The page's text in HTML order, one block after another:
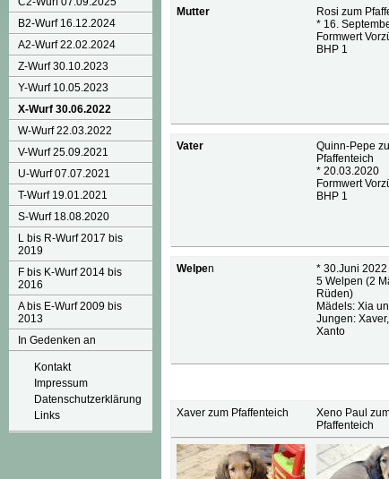
B2-Wurf 16.12.2024
A2-Wurf 22.02.2024
Z-Wurf 30.10.2023
Y-Wurf 10.05.2023
X-Wurf 30.06.2022
W-Wurf 22.03.2022
V-Wurf 25.09.2021
U-Wurf 07.07.2021
T-Wurf 19.01.2021
S-Wurf 18.08.2020
L bis R-Wurf 2017 bis
2019
F bis K-Wurf 2014 bis
2016
A bis E-Wurf 2009 bis
2013
In Gedenken an
Kontakt
Impressum
Datenschutzerklärung
Links
Mutter
Rosi zum
* 16.
Formwert
BHP 1
Vater
Quinn-Pepe
Pfaffenteich
* 20.03.2020
Formwert
BHP 1
Welpen
* 30.Juni 2022
5 Welpen (2
Rüden)
Mädels: Xia
Jungen:
Xanto
Xaver zum Pfaffenteich
Xeno Paul
Pfaffenteich